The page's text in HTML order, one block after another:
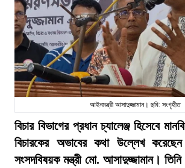
আইনমন্ত্রী আসাদুজ্জামান। ছবি: সংগৃহীত
বিচার বিভাগের প্রধান চ্যালেঞ্জ হিসেবে
বিচারকের অভাবের কথা উল্লেখ
সংসদবিষয়ক মন্ত্রী মো. আসাদুজ্জামান। তিনি